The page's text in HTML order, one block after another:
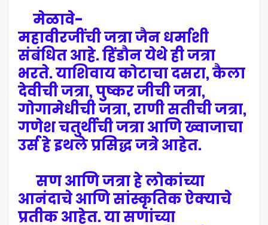
मेळावे-
महावीरजींची जत्रा जैन धर्माशी
संबंधित आहे. हिंडौन येथे ही जत्रा
भरते. याशिवाय कोटाचा दसरा, कैला
देवीची जत्रा, पुष्कर जीची जत्रा,
गोगामेधीची जत्रा, राणी सतीची जत्रा,
गणेश चतुर्थीची जत्रा आणि ख्वाजाचा
उर्स हे इथले प्रसिद्ध जत्रे आहेत.
सण आणि जत्रा हे लोकांच्या
आनंदाचे आणि सांस्कृतिक ऐक्याचे
प्रतीक आहेत. या सणांच्या